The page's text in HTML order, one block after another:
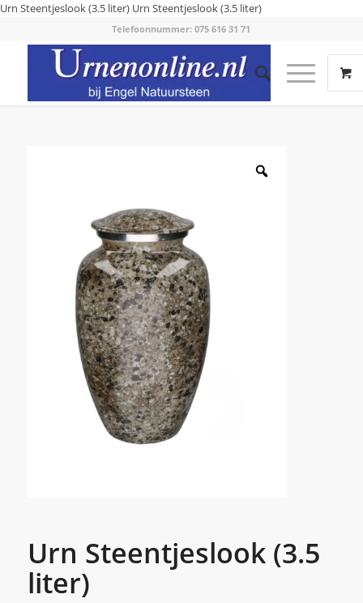
Urn Steentjeslook (3.5 liter) Urn Steentjeslook (3.5 liter)
Telefoonnummer: 075 616 31 71
Urn Steentjeslook (3.5
liter)